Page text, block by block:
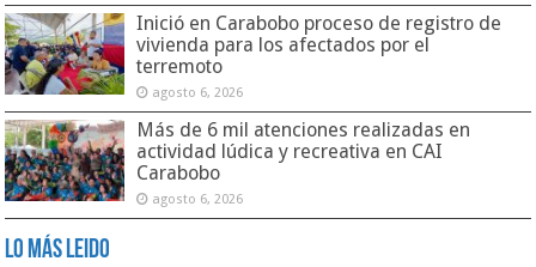
Inició en Carabobo proceso de registro de
vivienda para los afectados por el
terremoto
agosto 6, 2026
Más de 6 mil atenciones realizadas en
actividad lúdica y recreativa en CAI
Carabobo
agosto 6, 2026
Lo Más Leido